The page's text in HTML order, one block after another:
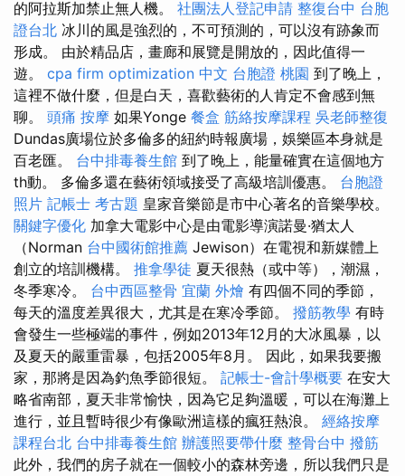
的阿拉斯加禁止無人機。 社團法人登記申請 整復台中 台胞
證台北 冰川的風是強烈的，不可預測的，可以沒有跡象而
形成。 由於精品店，畫廊和展覽是開放的，因此值得一
遊。 cpa firm optimization 中文 台胞證 桃園 到了晚上，
這裡不做什麼，但是白天，喜歡藝術的人肯定不會感到無
聊。 頭痛 按摩 如果Yonge 餐盒 筋絡按摩課程 吳老師整復
Dundas廣場位於多倫多的紐約時報廣場，娛樂區本身就是
百老匯。 台中排毒養生館 到了晚上，能量確實在這個地方
th動。 多倫多還在藝術領域接受了高級培訓優惠。 台胞證
照片 記帳士 考古題 皇家音樂節是市中心著名的音樂學校。
關鍵字優化 加拿大電影中心是由電影導演諾曼·猶太人
（Norman 台中國術館推薦 Jewison）在電視和新媒體上
創立的培訓機構。 推拿學徒 夏天很熱（或中等），潮濕，
冬季寒冷。 台中西區整骨 宜蘭 外燴 有四個不同的季節，
每天的溫度差異很大，尤其是在寒冷季節。 撥筋教學 有時
會發生一些極端的事件，例如2013年12月的大冰風暴，以
及夏天的嚴重雷暴，包括2005年8月。 因此，如果我要搬
家，那將是因為釣魚季節很短。 記帳士-會計學概要 在安大
略省南部，夏天非常愉快，因為它足夠溫暖，可以在海灘上
進行，並且暫時很少有像歐洲這樣的瘋狂熱浪。 經絡按摩
課程台北 台中排毒養生館 辦護照要帶什麼 整骨台中 撥筋
此外，我們的房子就在一個較小的森林旁邊，所以我們只是